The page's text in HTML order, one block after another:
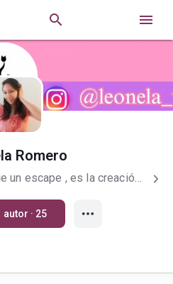
 
Romero
Escribir para mi es más que un escape , es la creación de mi propia realidad Ig:@leonela_writer #Soylareinademipropiahistoria
Seguir al autor · 25